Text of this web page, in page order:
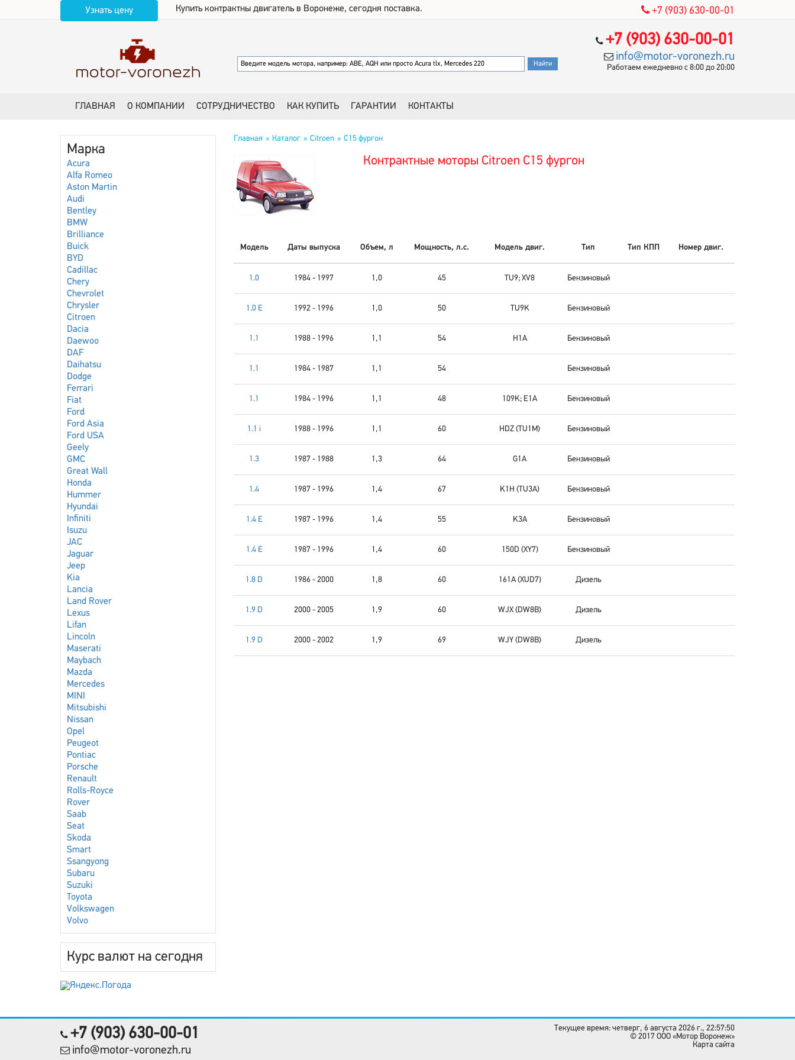
Узнать цену Купить контрактны двигатель в Воронеже, сегодня поставка. +7 (903) 630-00-01
+7 (903) 630-00-01
info@motor-voronezh.ru
Работаем ежедневно с 8:00 до 20:00
ГЛАВНАЯ О КОМПАНИИ СОТРУДНИЧЕСТВО КАК КУПИТЬ ГАРАНТИИ КОНТАКТЫ
Марка
Acura
Alfa Romeo
Aston Martin
Audi
Bentley
BMW
Brilliance
Buick
BYD
Cadillac
Chery
Chevrolet
Chrysler
Citroen
Dacia
Daewoo
DAF
Daihatsu
Dodge
Ferrari
Fiat
Ford
Ford Asia
Ford USA
Geely
GMC
Great Wall
Honda
Hummer
Hyundai
Infiniti
Isuzu
JAC
Jaguar
Jeep
Kia
Lancia
Land Rover
Lexus
Lifan
Lincoln
Maserati
Maybach
Mazda
Mercedes
MINI
Mitsubishi
Nissan
Opel
Peugeot
Pontiac
Porsche
Renault
Rolls-Royce
Rover
Saab
Seat
Skoda
Smart
Ssangyong
Subaru
Suzuki
Toyota
Volkswagen
Volvo
Курс валют на сегодня
Главная Каталог Citroen C15 фургон
Контрактные моторы Citroen C15 фургон
Модель Даты выпуска Объем, л Мощность, л.с. Модель двиг. Тип Тип КПП Номер двиг.
1.0 1984 - 1997 1,0 45 TU9; XV8 Бензиновый
1.0 E 1992 - 1996 1,0 50 TU9K Бензиновый
1.1 1988 - 1996 1,1 54 H1A Бензиновый
1.1 1984 - 1987 1,1 54 Бензиновый
1.1 1984 - 1996 1,1 48 109K; E1A Бензиновый
1.1 i 1988 - 1996 1,1 60 HDZ (TU1M) Бензиновый
1.3 1987 - 1988 1,3 64 G1A Бензиновый
1.4 1987 - 1996 1,4 67 K1H (TU3A) Бензиновый
1.4 E 1987 - 1996 1,4 55 K3A Бензиновый
1.4 E 1987 - 1996 1,4 60 150D (XY7) Бензиновый
1.8 D 1986 - 2000 1,8 60 161A (XUD7) Дизель
1.9 D 2000 - 2005 1,9 60 WJX (DW8B) Дизель
1.9 D 2000 - 2002 1,9 69 WJY (DW8B) Дизель
+7 (903) 630-00-01
info@motor-voronezh.ru
Текущее время: четверг, 6 августа 2026 г., 22:57:50
© 2017 OOO «Мотор Воронеж»
Карта сайта